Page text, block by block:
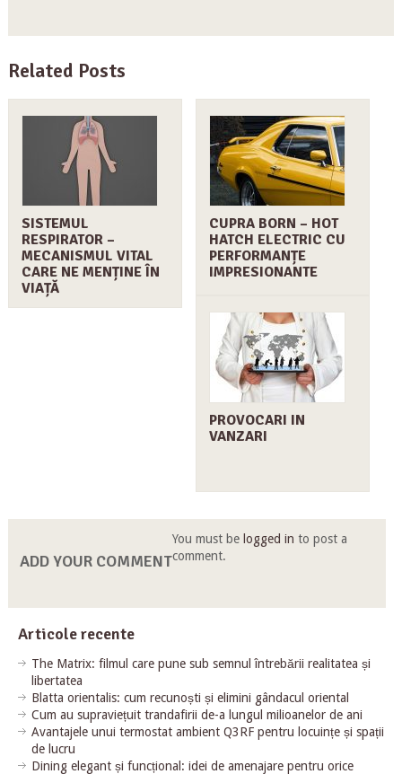
Related Posts
SISTEMUL
RESPIRATOR –
MECANISMUL VITAL
CARE NE MENȚINE ÎN
VIAȚĂ
CUPRA BORN – HOT
HATCH ELECTRIC CU
PERFORMANȚE
IMPRESIONANTE
PROVOCARI IN
VANZARI
ADD YOUR COMMENT
You must be logged in to post a
comment.
Articole recente
The Matrix: filmul care pune sub semnul întrebării realitatea și
libertatea
Blatta orientalis: cum recunoști și elimini gândacul oriental
Cum au supraviețuit trandafirii de-a lungul milioanelor de ani
Avantajele unui termostat ambient Q3RF pentru locuințe și spații
de lucru
Dining elegant și funcțional: idei de amenajare pentru orice